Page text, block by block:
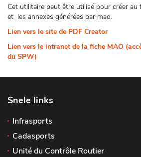
Cet utilitaire peut être utilisé pour créer au
et les annexes générées par mao.
Lien vers le site de PDF Creator
Lien vers le intranet de la fiche MAO
du SPW)
Snele links
Infrasports
Cadasports
Unité du Contrôle Routier